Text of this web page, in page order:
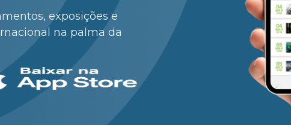
exposições e
na palma da